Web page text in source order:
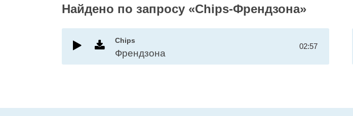
Найдено по запросу «Chips-Френдзона»
Chips
Френдзона
02:57